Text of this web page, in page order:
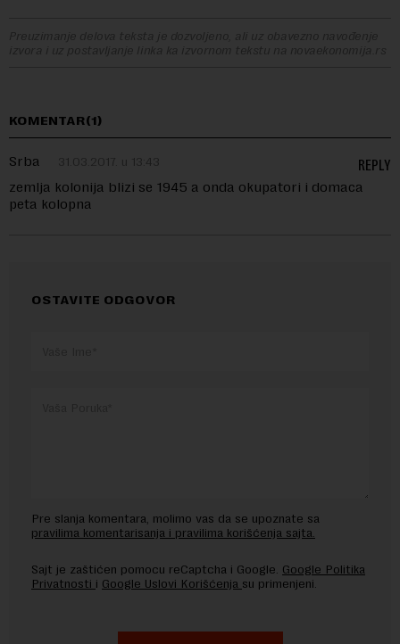
Preuzimanje delova teksta je dozvoljeno, ali uz obavezno navođenje
izvora i uz postavljanje linka ka izvornom tekstu na novaekonomija.rs
KOMENTAR(1)
Srba 31.03.2017. u 13:43
zemlja kolonija blizi se 1945 a onda okupatori i domaca
peta kolopna
REPLY
OSTAVITE ODGOVOR
Pre slanja komentara, molimo vas da se upoznate sa
pravilima komentarisanja i pravilima korišćenja sajta.
Sajt je zaštićen pomocu reCaptcha i Google. Google Politika
Privatnosti i Google Uslovi Korišćenja su primenjeni.